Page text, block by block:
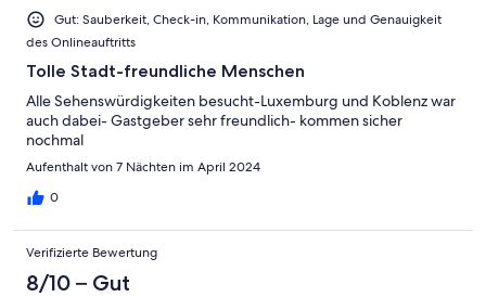
Gut: Sauberkeit, Check-in, Kommunikation, Lage und Genauigkeit
des Onlineauftritts
Tolle Stadt-freundliche Menschen
Alle Sehenswürdigkeiten besucht-Luxemburg und Koblenz war
auch dabei- Gastgeber sehr freundlich- kommen sicher
nochmal
Aufenthalt von 7 Nächten im April 2024
0
Verifizierte Bewertung
8/10 – Gut